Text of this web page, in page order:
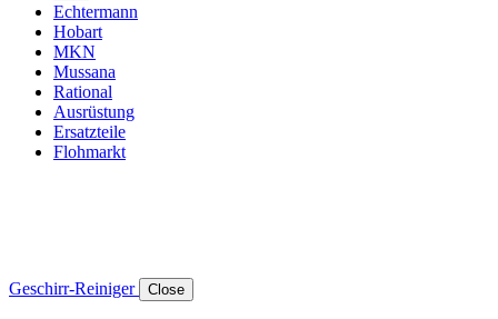
Echtermann
Hobart
MKN
Mussana
Rational
Ausrüstung
Ersatzteile
Flohmarkt
Geschirr-Reiniger Close